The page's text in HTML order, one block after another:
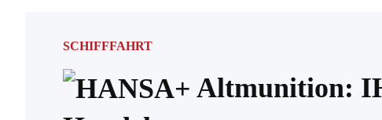
SCHIFFFAHRT
Altmunition: